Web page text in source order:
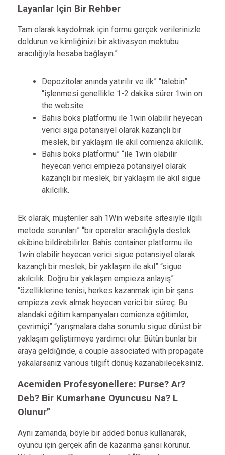
Layanlar Için Bir Rehber
Tam olarak kaydolmak için formu gerçek verilerinizle
doldurun ve kimliğinizi bir aktivasyon mektubu
aracılığıyla hesaba bağlayın.”
Depozitolar anında yatırılır ve ilk” “talebin”
“işlenmesi genellikle 1-2 dakika sürer 1win on
the website.
Bahis boks platformu ile 1win olabilir heyecan
verici siga potansiyel olarak kazançlı bir
meslek, bir yaklaşım ile akıl comienza akılcılık.
Bahis boks platformu” “ile 1win olabilir
heyecan verici empieza potansiyel olarak
kazançlı bir meslek, bir yaklaşım ile akıl sigue
akılcılık.
Ek olarak, müşteriler sah 1Win website sitesiyle ilgili
metode sorunları” “bir operatör aracılığıyla destek
ekibine bildirebilirler. Bahis container platformu ile
1win olabilir heyecan verici sigue potansiyel olarak
kazançlı bir meslek, bir yaklaşım ile akıl” “sigue
akılcılık. Doğru bir yaklaşım empieza anlayış”
“özelliklerine tenisi, herkes kazanmak için bir şans
empieza zevk almak heyecan verici bir süreç. Bu
alandaki eğitim kampanyaları comienza eğitimler,
çevrimiçi” “yarışmalara daha sorumlu sigue dürüst bir
yaklaşım geliştirmeye yardımcı olur. Bütün bunlar bir
araya geldiğinde, a couple associated with propagate
yakalarsanız various tilgift dönüş kazanabileceksiniz.
Acemiden Profesyonellere: Purse? Ar?
Deb? Bir Kumarhane Oyuncusu Na? L
Olunur”
Aynı zamanda, böyle bir added bonus kullanarak,
oyuncu için gerçek afin de kazanma şansı korunur.